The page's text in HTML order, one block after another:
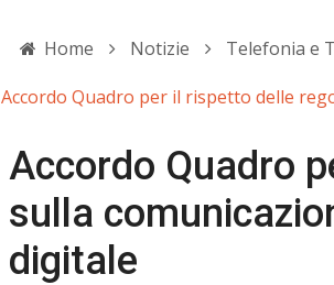
Home Notizie
Telefonia e
Accordo Quadro per il rispetto delle
Accordo Quadro
sulla
digitale